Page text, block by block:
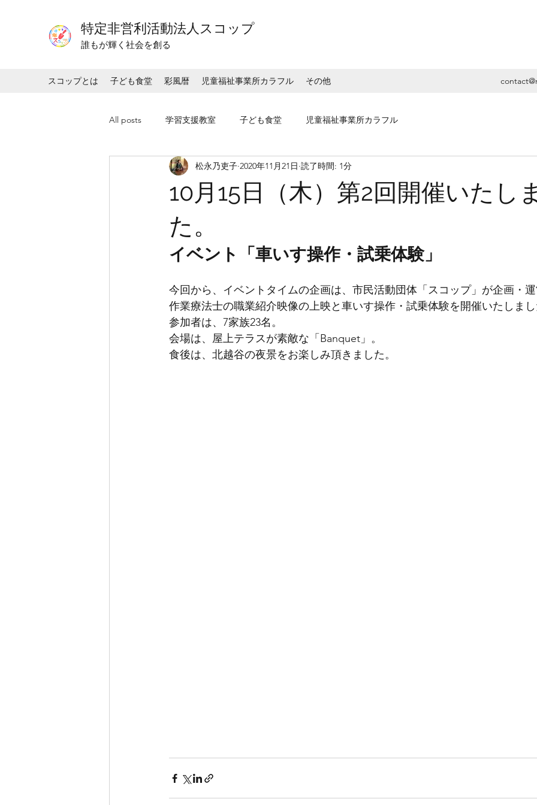
特定非営利活動法人スコップ
​​誰もが輝く社会を創る
スコップとは 子ども食堂 彩風暦 児童福祉事業所カラフル その他
All posts 学習支援教室 子ども食堂 児童福祉事業所カラフル
10月15日（木）第2回開催いたし
た。​
松永乃吏子 2020年11月21日 読了時間: 1分
​イベント「車いす操作・試乗体験」
今回から、イベントタイムの企画は、市民活動団体「スコップ」が企画・運
作業療法士の職業紹介映像の上映と車いす操作・試乗体験を開催いたしまし
参加者は、7家族23名。
会場は、屋上テラスが素敵な「Banquet」。
​食後は、北越谷の夜景をお楽しみ頂きました。